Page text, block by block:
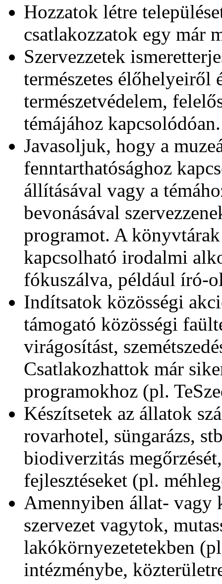
Hozzatok létre
csatlakozzatok egy már
Szervezzetek
természetes
természetvédelem,
témájához kapcsolódóan.
Javasoljuk, hogy a
fenntarthatósághoz
állításával vagy a
bevonásával
programot. A
kapcsolható irodalmi
fókuszálva, például író-
Indítsatok közösségi
támogató közösségi
virágosítást,
Csatlakozhattok már
programokhoz (pl.
Készítsetek az állatok
rovarhotel, süngarázs,
biodiverzitás
fejlesztéseket (pl.
Amennyiben állat- vagy
szervezet vagytok,
lakókörnyezetetekben
intézménybe,